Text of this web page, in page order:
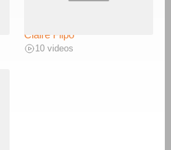
Claire Flipo
10 videos